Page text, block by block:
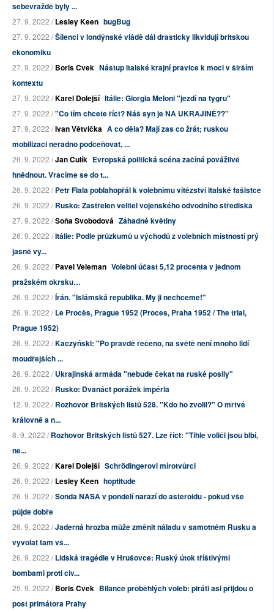
sebevraždě byly ...
27. 9. 2022 /Lesley Keen bugBug
27. 9. 2022 /Šílenci v londýnské vládě dál drasticky likvidují britskou
ekonomiku
27. 9. 2022 /Boris Cvek Nástup italské krajní pravice k moci v širším
kontextu
27. 9. 2022 /Karel Dolejší Itálie: Giorgia Meloni "jezdí na tygru"
27. 9. 2022 /"Co tím chcete říct? Náš syn je NA UKRAJINĚ??"
27. 9. 2022 /Ivan Větvička A co děla? Mají zas co žrát; ruskou
mobilizaci neradno podceňovat, ...
26. 9. 2022 /Jan Čulík Evropská politická scéna začíná povážlivě
hnědnout. Vracíme se do t...
26. 9. 2022 /Petr Fiala poblahopřál k volebnímu vítězství italské fašistce
26. 9. 2022 /Rusko: Zastřelen velitel vojenského odvodního střediska
27. 9. 2022 /Soňa Svobodová Záhadné květiny
26. 9. 2022 /Itálie: Podle průzkumů u východů z volebních místností prý
jasně vy...
26. 9. 2022 /Pavel Veleman Volebni účast 5,12 procenta v jednom
pražském okrsku…
26. 9. 2022 /Írán. "Islámská republika. My ji nechceme!"
26. 9. 2022 /Le Procès, Prague 1952 (Proces, Praha 1952 / The trial,
Prague 1952)
26. 9. 2022 /Kaczyński: "Po pravdě řečeno, na světě není mnoho lidí
moudřejších ...
26. 9. 2022 /Ukrajinská armáda "nebude čekat na ruské posily"
26. 9. 2022 /Rusko: Dvanáct porážek impéria
12. 9. 2022 /Rozhovor Britských listů 528. "Kdo ho zvolil?" O mrtvé
královně a n...
8. 9. 2022 /Rozhovor Britských listů 527. Lze říct: "Tihle voliči jsou blbí,
ne...
26. 9. 2022 /Karel Dolejší Schrödingerovi mírotvůrci
26. 9. 2022 /Lesley Keen hoptitude
26. 9. 2022 /Sonda NASA v pondělí narazí do asteroidu - pokud vše
půjde dobře
26. 9. 2022 /Jaderná hrozba může změnit náladu v samotném Rusku a
vyvolat tam vš...
26. 9. 2022 /Lidská tragédie v Hrušovce: Ruský útok tříštivými
bombami proti civ...
25. 9. 2022 /Boris Cvek Bilance proběhlých voleb: piráti asi přijdou o
post primátora Prahy